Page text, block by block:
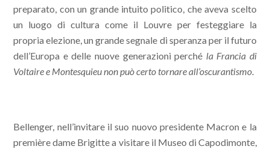
preparato, con un grande intuito politico, che aveva scelto
un luogo di cultura come il Louvre per festeggiare la
propria elezione, un grande segnale di speranza per il futuro
dell’Europa e delle nuove generazioni perché la Francia di
Voltaire e Montesquieu non può certo tornare all’oscurantismo.
Bellenger, nell’invitare il suo nuovo presidente Macron e la
première dame Brigitte a visitare il Museo di Capodimonte,